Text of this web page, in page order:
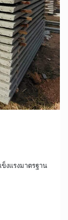
ข็งแรงมาตรฐาน